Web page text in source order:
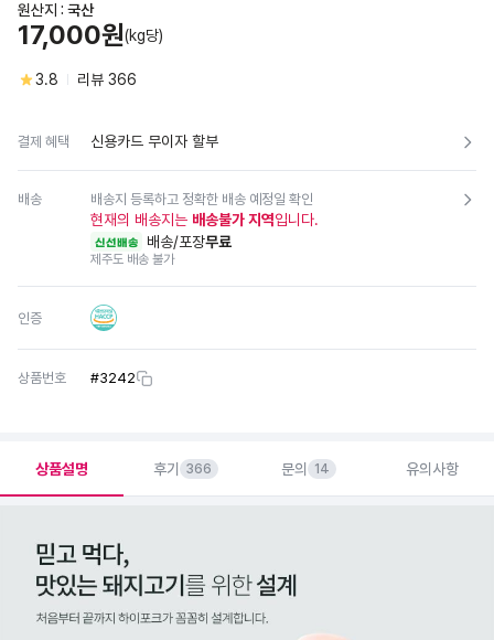
원산지 : 국산
17,000원(kg당)
3.8 리뷰 366
결제 혜택 신용카드 무이자 할부
배송 배송지 등록하고 정확한 배송 예정일 확인
현재의 배송지는 배송불가 지역입니다.
신선배송 배송/포장무료
제주도 배송 불가
인증
상품번호 #3242
상품설명 후기 366 문의 14 유의사항